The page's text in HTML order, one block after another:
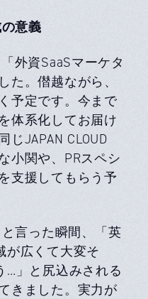
意義
外資SaaSマーケタ
た。僣越ながら、
予定です。今まで
体系化してお届け
じJAPAN CLOUD
⼩関や、PRスペシ
⽀援してもらう予
と⾔った瞬間、「英
が広くて⼤変そ
…」と尻込みされる
きました。実⼒が